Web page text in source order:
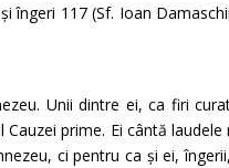
117 (Sf. Ioan
Unii dintre ei, ca firi
prime. Ei cântă
ci pentru ca și ei,